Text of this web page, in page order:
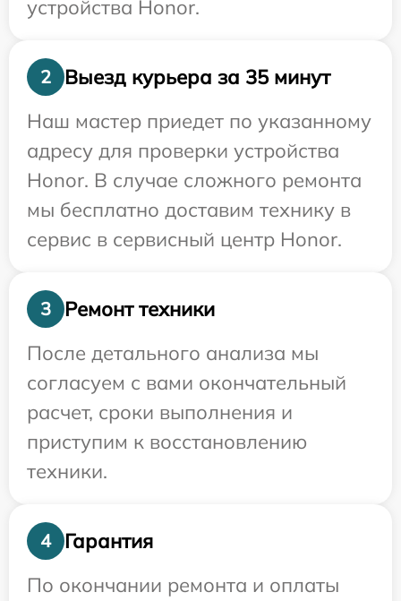
устройства Honor.
2
Выезд курьера за 35 минут
Наш мастер приедет по указанному
адресу для проверки устройства
Honor. В случае сложного ремонта
мы бесплатно доставим технику в
сервис в сервисный центр Honor.
3
Ремонт техники
После детального анализа мы
согласуем с вами окончательный
расчет, сроки выполнения и
приступим к восстановлению
техники.
4
Гарантия
По окончании ремонта и оплаты